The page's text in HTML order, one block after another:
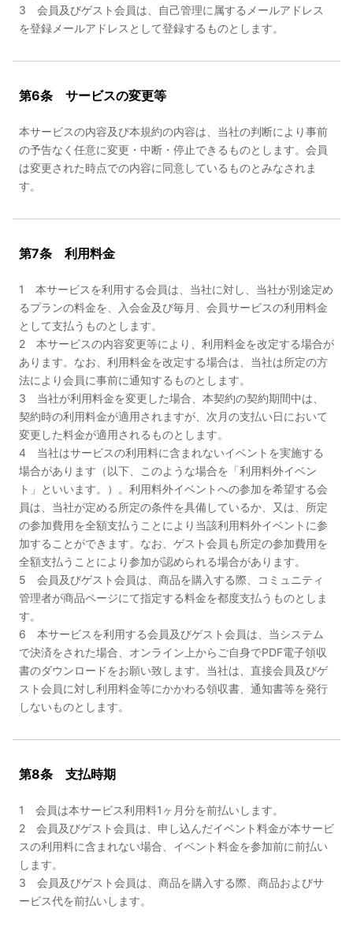
3 会員及びゲスト会員は、自己管理に属するメールアドレス
を登録メールアドレスとして登録するものとします。
第6条 サービスの変更等
本サービスの内容及び本規約の内容は、当社の判断により事前
の予告なく任意に変更・中断・停止できるものとします。会員
は変更された時点での内容に同意しているものとみなされま
す。
第7条 利用料金
1 本サービスを利用する会員は、当社に対し、当社が別途定め
るプランの料金を、入会金及び毎月、会員サービスの利用料金
として支払うものとします。
2 本サービスの内容変更等により、利用料金を改定する場合が
あります。なお、利用料金を改定する場合は、当社は所定の方
法により会員に事前に通知するものとします。
3 当社が利用料金を変更した場合、本契約の契約期間中は、
契約時の利用料金が適用されますが、次月の支払い日において
変更した料金が適用されるものとします。
4 当社はサービスの利用料に含まれないイベントを実施する
場合があります（以下、このような場合を「利用料外イベン
ト」といいます。）。利用料外イベントへの参加を希望する会
員は、当社が定める所定の条件を具備しているか、又は、所定
の参加費用を全額支払うことにより当該利用料外イベントに参
加することができます。なお、ゲスト会員も所定の参加費用を
全額支払うことにより参加が認められる場合があります。
5 会員及びゲスト会員は、商品を購入する際、コミュニティ
管理者が商品ページにて指定する料金を都度支払うものとしま
す。
6 本サービスを利用する会員及びゲスト会員は、当システム
で決済をされた場合、オンライン上からご自身でPDF電子領収
書のダウンロードをお願い致します。当社は、直接会員及びゲ
スト会員に対し利用料金等にかかわる領収書、通知書等を発行
しないものとします。
第8条 支払時期
1 会員は本サービス利用料1ヶ月分を前払いします。
2 会員及びゲスト会員は、申し込んだイベント料金が本サービ
スの利用料に含まれない場合、イベント料金を参加前に前払い
します。
3 会員及びゲスト会員は、商品を購入する際、商品およびサ
ービス代を前払いします。